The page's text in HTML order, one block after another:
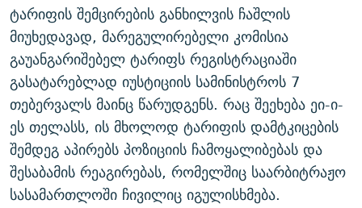
ტარიფის შემცირების განხილვის ჩაშლის
მიუხედავად, მარეგულირებელი კომისია
გაუანგარიშებელ ტარიფს რეგისტრაციაში
გასატარებლად იუსტიციის სამინისტროს 7
თებერვალს მაინც წარუდგენს. რაც შეეხება ეი-ი-
ეს თელასს, ის მხოლოდ ტარიფის დამტკიცების
შემდეგ აპირებს პოზიციის ჩამოყალიბებას და
შესაბამის რეაგირებას, რომელშიც საარბიტრაჟო
სასამართლოში ჩივილიც იგულისხმება.